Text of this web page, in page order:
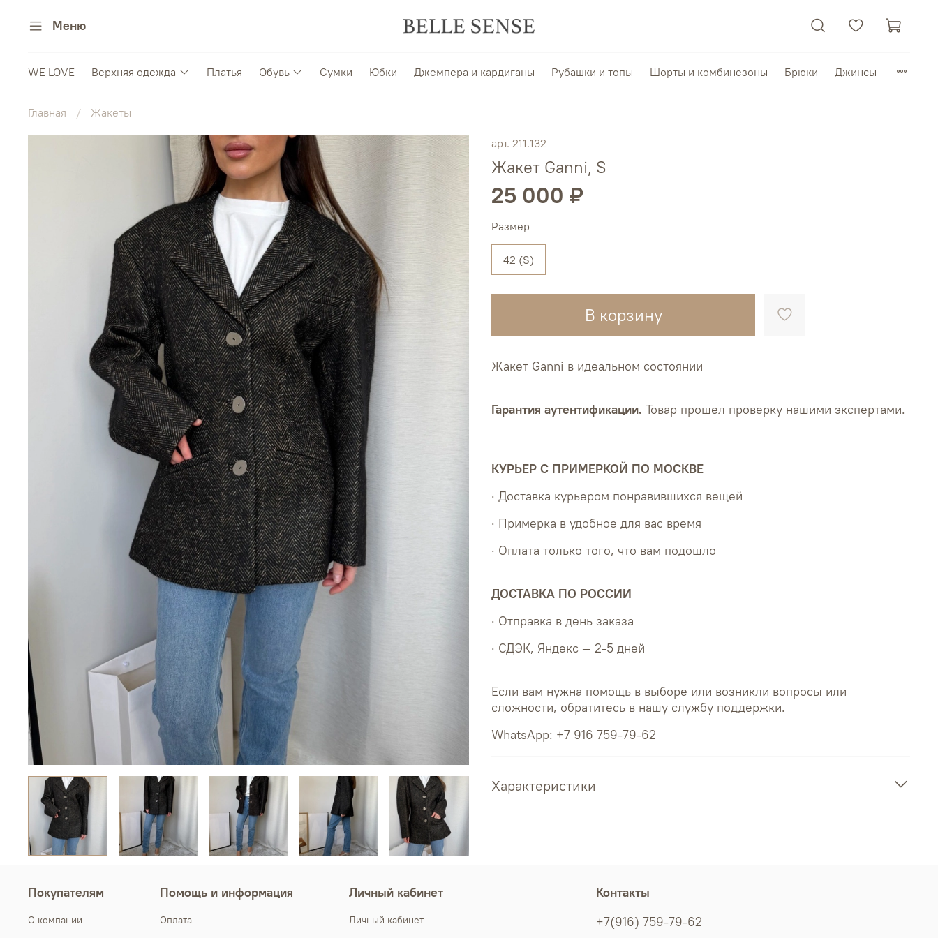
Меню
WE LOVE Верхняя одежда Платья Обувь Сумки Юбки Джемпера и кардиганы Рубашки и топы Шорты и комбинезоны Брюки Джинсы
Главная Жакеты
арт. 211.132
Жакет Ganni, S
25 000 ₽
В корзину
Размер
42 (S)
Жакет Ganni в идеальном состоянии
Гарантия аутентификации. Товар прошел проверку нашими экспертами.
КУРЬЕР С ПРИМЕРКОЙ ПО МОСКВЕ
· Доставка курьером понравившихся вещей
· Примерка в удобное для вас время
· Оплата только того, что вам подошло
ДОСТАВКА ПО РОССИИ
· Отправка в день заказа
· СДЭК, Яндекс — 2-5 дней
Если вам нужна помощь в выборе или возникли вопросы или
сложности, обратитесь в нашу службу поддержки.
WhatsApp: +7 916 759-79-62
Характеристики
Покупателям
О компании
Помощь и информация
Оплата
Личный кабинет
Личный кабинет
Контакты
+7(916) 759-79-62